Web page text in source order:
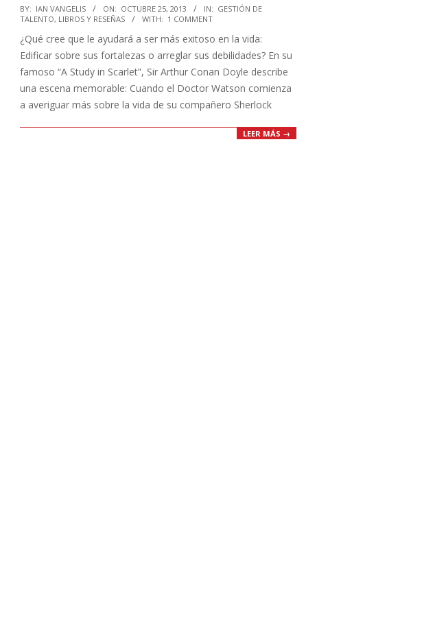
2013-
10-
25
BY: IAN VANGELIS ON: OCTUBRE 25, 2013 IN: GESTIÓN DE
TALENTO, LIBROS Y RESEÑAS WITH: 1 COMMENT
¿Qué cree que le ayudará a ser más exitoso en la vida:
Edificar sobre sus fortalezas o arreglar sus debilidades? En su
famoso “A Study in Scarlet”, Sir Arthur Conan Doyle describe
una escena memorable: Cuando el Doctor Watson comienza
a averiguar más sobre la vida de su compañero Sherlock
LEER MÁS →